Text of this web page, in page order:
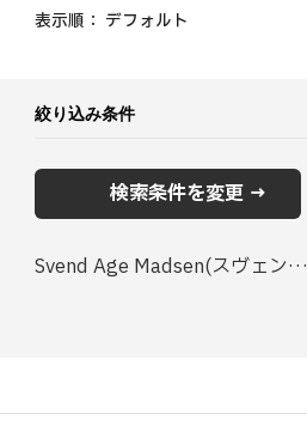
表示順： デフォルト
絞り込み条件
検索条件を変更 →
Svend Age Madsen(スヴェン・